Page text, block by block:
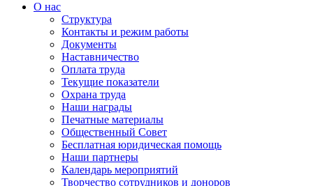
О нас
Структура
Контакты и режим работы
Документы
Наставничество
Оплата труда
Текущие показатели
Охрана труда
Наши награды
Печатные материалы
Общественный Совет
Бесплатная юридическая помощь
Наши партнеры
Календарь мероприятий
Творчество сотрудников и доноров